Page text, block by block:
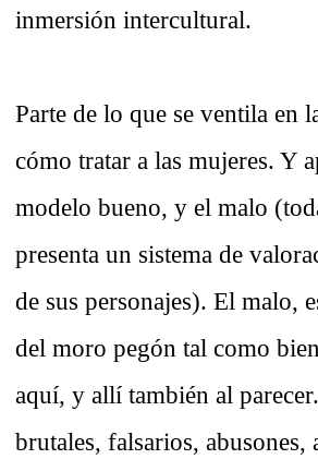
inmersión intercultural.
Parte de lo que se ventila en
cómo tratar a las mujeres. Y
modelo bueno, y el malo
presenta un sistema de
de sus personajes). El malo,
del moro pegón tal como
aquí, y allí también al
brutales, falsarios, abusones,